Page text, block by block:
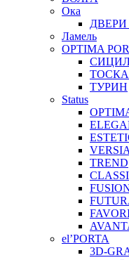
Ока
Ламель
OPTIMA
ТУРИН
Status
VERSIA
TREND
el’PORTA
3D-